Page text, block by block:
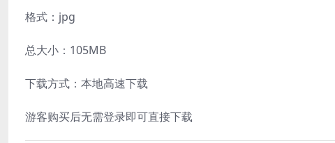
格式：jpg
总大小：105MB
下载方式：本地高速下载
游客购买后无需登录即可直接下载